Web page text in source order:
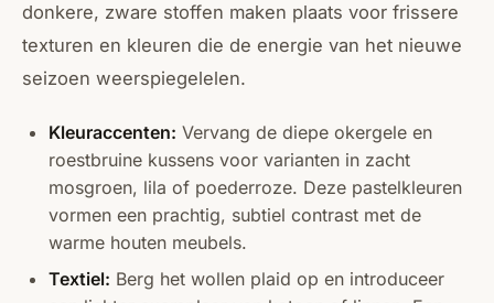
donkere, zware stoffen maken plaats voor frissere
texturen en kleuren die de energie van het nieuwe
seizoen weerspiegelelen.
Kleuraccenten: Vervang de diepe okergele en
roestbruine kussens voor varianten in zacht
mosgroen, lila of poederroze. Deze pastelkleuren
vormen een prachtig, subtiel contrast met de
warme houten meubels.
Textiel: Berg het wollen plaid op en introduceer